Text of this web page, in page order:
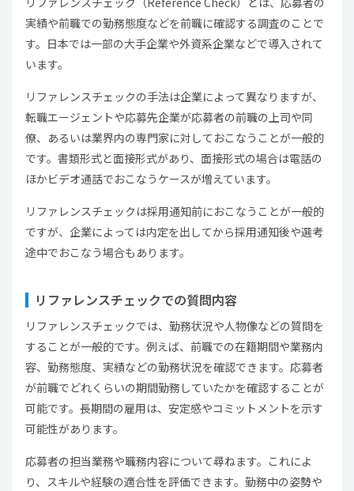
実績や前職での勤務態度などを前職に確認する調査のことで
す。日本では一部の大手企業や外資系企業などで導入されて
います。
リファレンスチェックの手法は企業によって異なりますが、
転職エージェントや応募先企業が応募者の前職の上司や同
僚、あるいは業界内の専門家に対しておこなうことが一般的
です。書類形式と面接形式があり、面接形式の場合は電話の
ほかビデオ通話でおこなうケースが増えています。
リファレンスチェックは採用通知前におこなうことが一般的
ですが、企業によっては内定を出してから採用通知後や選考
途中でおこなう場合もあります。
リファレンスチェックでの質問内容
リファレンスチェックでは、勤務状況や人物像などの質問を
することが一般的です。例えば、前職での在籍期間や業務内
容、勤務態度、実績などの勤務状況を確認できます。応募者
が前職でどれくらいの期間勤務していたかを確認することが
可能です。長期間の雇用は、安定感やコミットメントを示す
可能性があります。
応募者の担当業務や職務内容について尋ねます。これによ
り、スキルや経験の適合性を評価できます。勤務中の姿勢や